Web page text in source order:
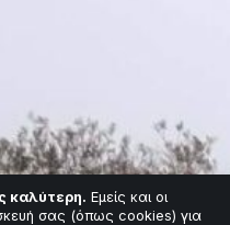
καλύτερη. Εμείς και οι
σας (όπως cookies) για